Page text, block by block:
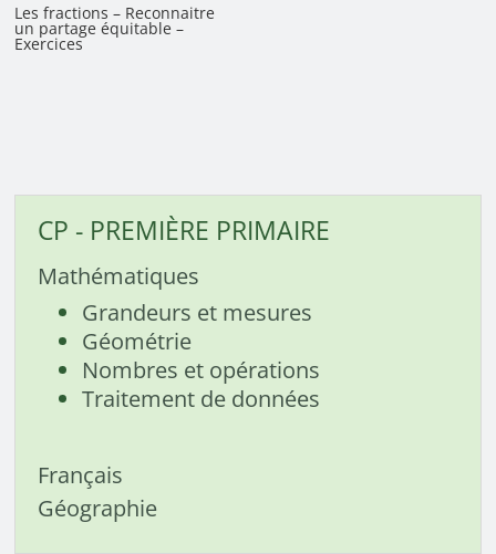
Les fractions – Reconnaitre
un partage équitable –
Exercices
CP - PREMIÈRE PRIMAIRE
Mathématiques
Grandeurs et mesures
Géométrie
Nombres et opérations
Traitement de données
Français
Géographie